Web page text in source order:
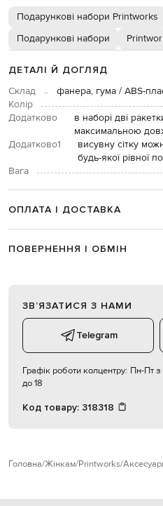
Подарункові набори Printworks
Подарункові набори
ДЕТАЛІ Й ДОГЛЯД
Склад
фанера, гума / ABS-
Колір
Додатково
в наборі дві
максимальною
Додатково1
висувну сітку
будь-якої рівної
Вага
ОПЛАТА І ДОСТАВКА
ПОВЕРНЕННЯ І ОБМІН
ЗВʼЯЗАТИСЯ З НАМИ
Telegram
Графік роботи колцентру: Пн-Пт з
до 18
Код товару: 318318
Головна Жінкам Printworks